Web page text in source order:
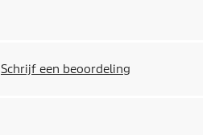
Schrijf een beoordeling